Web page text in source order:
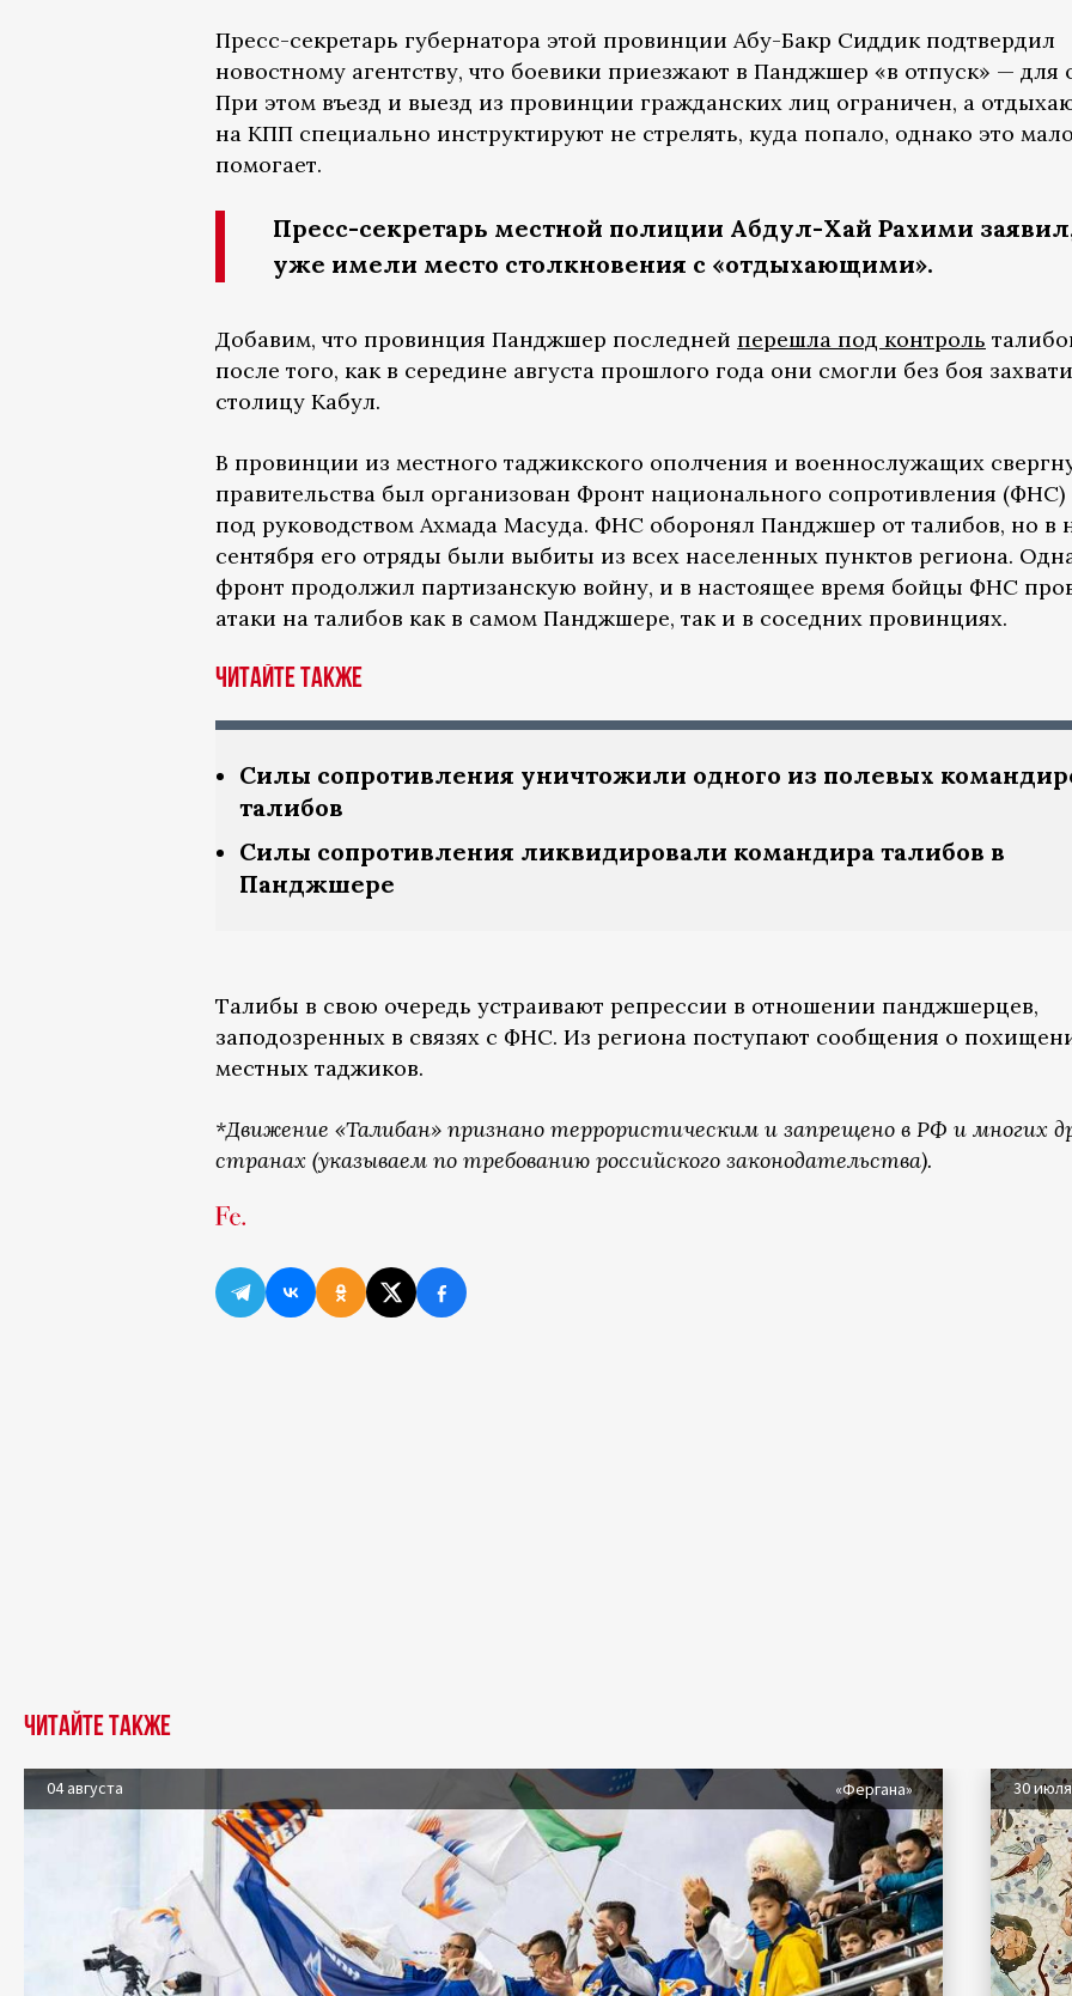
Пресс-секретарь губернатора этой провинции Абу-Бакр Сиддик подтвердил
новостному агентству, что боевики приезжают в Панджшер «в отпуск» — для
При этом въезд и выезд из провинции гражданских лиц ограничен, а
на КПП специально инструктируют не стрелять, куда попало, однако это мало
помогает.
Пресс-секретарь местной полиции Абдул-Хай Рахими
уже имели место столкновения с «отдыхающими».
Добавим, что провинция Панджшер последней перешла под контроль
после того, как в середине августа прошлого года они смогли без боя
столицу Кабул.
В провинции из местного таджикского ополчения и военнослужащих
правительства был организован Фронт национального сопротивления (ФНС)
под руководством Ахмада Масуда. ФНС оборонял Панджшер от талибов, но в
сентября его отряды были выбиты из всех населенных пунктов региона.
фронт продолжил партизанскую войну, и в настоящее время бойцы ФНС
атаки на талибов как в самом Панджшере, так и в соседних провинциях.
Читайте также
Силы сопротивления уничтожили одного из полевых
талибов
Силы сопротивления ликвидировали командира талибов в
Панджшере
Талибы в свою очередь устраивают репрессии в отношении панджшерцев,
заподозренных в связях с ФНС. Из региона поступают сообщения о
местных таджиков.
*Движение «Талибан» признано террористическим и запрещено в РФ и многих
странах (указываем по требованию российского законодательства).
Читайте также
04 августа «Фергана» 30 июля